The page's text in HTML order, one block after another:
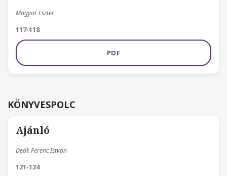
Magyar Eszter
117-118
PDF
KÖNYVESPOLC
Ajánló
Deák Ferenc István
121-124